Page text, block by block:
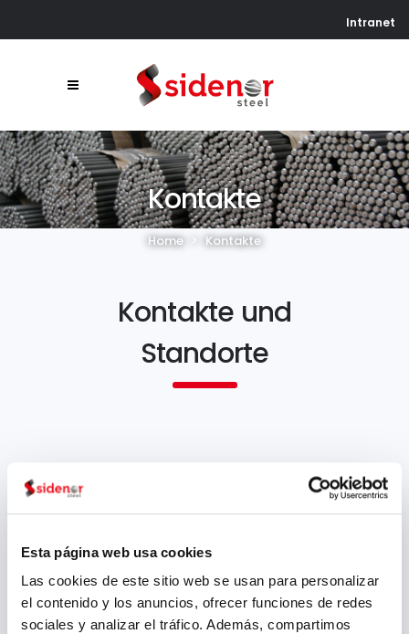
Esta página web usa cookies
Las cookies de este sitio web se usan para personalizar
el contenido y los anuncios, ofrecer funciones de redes
sociales y analizar el tráfico. Además, compartimos
Intranet
Kontakte
Home Kontakte
Kontakte und
Standorte